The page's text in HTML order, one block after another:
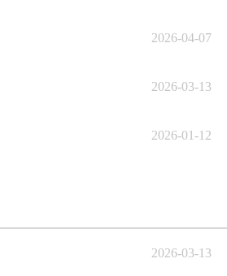
2026-04-07
2026-03-13
2026-01-12
2026-03-13